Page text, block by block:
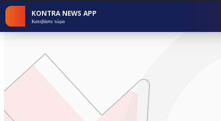
KONTRA NEWS APP
Κατεβάστε τώρα